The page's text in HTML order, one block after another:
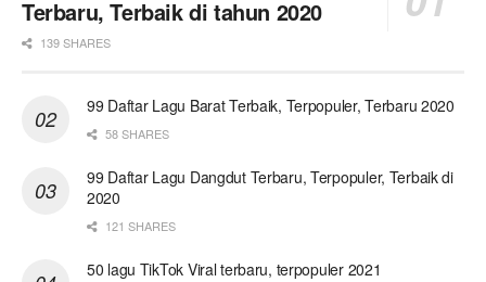
Terbaru, Terbaik di tahun 2020
139 SHARES
99 Daftar Lagu Barat Terbaik, Terpopuler, Terbaru 2020
58 SHARES
99 Daftar Lagu Dangdut Terbaru, Terpopuler, Terbaik di
2020
121 SHARES
50 lagu TikTok Viral terbaru, terpopuler 2021